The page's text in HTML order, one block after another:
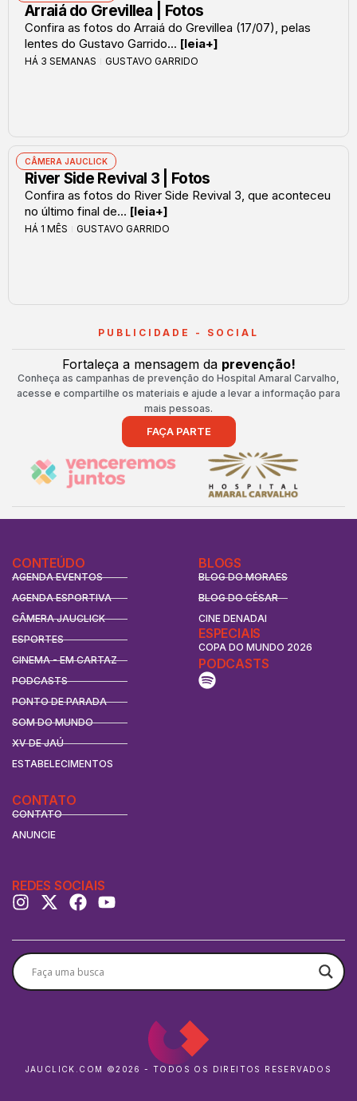
Arraiá do Grevillea | Fotos
Confira as fotos do Arraiá do Grevillea (17/07), pelas
lentes do Gustavo Garrido... [leia+]
HÁ 3 SEMANAS GUSTAVO GARRIDO
CÂMERA JAUCLICK
River Side Revival 3 | Fotos
Confira as fotos do River Side Revival 3, que aconteceu
no último final de... [leia+]
HÁ 1 MÊS GUSTAVO GARRIDO
PUBLICIDADE - SOCIAL
Fortaleça a mensagem da prevenção!
Conheça as campanhas de prevenção do Hospital Amaral Carvalho,
acesse e compartilhe os materiais e ajude a levar a informação para
mais pessoas.
FAÇA PARTE
CONTEÚDO
AGENDA EVENTOS
AGENDA ESPORTIVA
CÂMERA JAUCLICK
ESPORTES
CINEMA - EM CARTAZ
PODCASTS
PONTO DE PARADA
SOM DO MUNDO
XV DE JAÚ
ESTABELECIMENTOS
BLOGS
BLOG DO MORAES
BLOG DO CÉSAR
CINE DENADAI
ESPECIAIS
COPA DO MUNDO 2026
CONTATO
CONTATO
ANUNCIE
PODCASTS
REDES SOCIAIS
JAUCLICK.COM ©2026 - TODOS OS DIREITOS RESERVADOS